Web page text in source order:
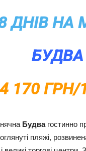
ДНІВ НА
БУДВА
170
Будва гостинно
пляжі,